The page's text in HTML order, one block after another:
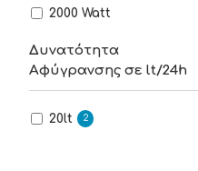
Pitsos
Singer
2000 Watt
Δυνατότητα
Αφύγρανσης σε lt/24h
20lt 2